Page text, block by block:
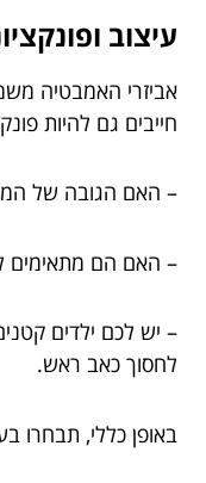
עיצוב
אביזרי האמבטיה
חייבים גם להיות
– האם הגובה של
– האם הם מתאימים
– יש לכם ילדים
לחסוך כאב ראש.
באופן כללי, תבחרו